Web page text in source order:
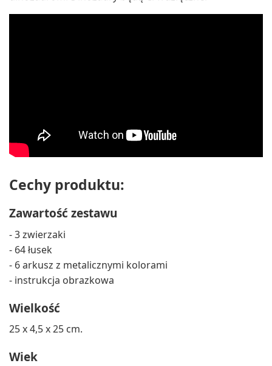
Cechy produktu:
Zawartość zestawu
- 3 zwierzaki
- 64 łusek
- 6 arkusz z metalicznymi kolorami
- instrukcja obrazkowa
Wielkość
25 x 4,5 x 25 cm.
Wiek